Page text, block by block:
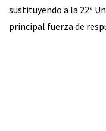
sustituyendo a la 22ª
principal fuerza de